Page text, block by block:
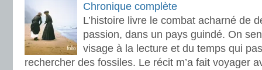
Chronique complète
L’histoire livre le combat acharné de
passion, dans un pays guindé. On
visage à la lecture et du temps qui
rechercher des fossiles. Le récit m’a fait voyager